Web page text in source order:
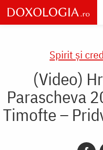
Skip
to
main
Spirit și
(Video)
Parascheva
Timofte –